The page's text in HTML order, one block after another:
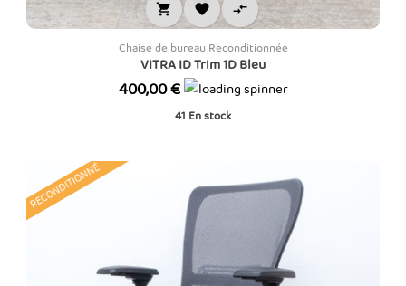
  
Chaise de bureau Reconditionnée
VITRA ID Trim 1D Bleu
Prix
400,00 €
41 En stock
RECONDITIONNÉ